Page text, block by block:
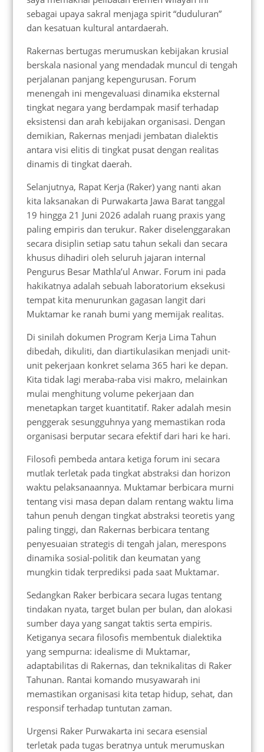
sebagai upaya sakral menjaga spirit “duduluran”
dan kesatuan kultural antardaerah.
Rakernas bertugas merumuskan kebijakan krusial
berskala nasional yang mendadak muncul di tengah
perjalanan panjang kepengurusan. Forum
menengah ini mengevaluasi dinamika eksternal
tingkat negara yang berdampak masif terhadap
eksistensi dan arah kebijakan organisasi. Dengan
demikian, Rakernas menjadi jembatan dialektis
antara visi elitis di tingkat pusat dengan realitas
dinamis di tingkat daerah.
Selanjutnya, Rapat Kerja (Raker) yang nanti akan
kita laksanakan di Purwakarta Jawa Barat tanggal
19 hingga 21 Juni 2026 adalah ruang praxis yang
paling empiris dan terukur. Raker diselenggarakan
secara disiplin setiap satu tahun sekali dan secara
khusus dihadiri oleh seluruh jajaran internal
Pengurus Besar Mathla’ul Anwar. Forum ini pada
hakikatnya adalah sebuah laboratorium eksekusi
tempat kita menurunkan gagasan langit dari
Muktamar ke ranah bumi yang memijak realitas.
Di sinilah dokumen Program Kerja Lima Tahun
dibedah, dikuliti, dan diartikulasikan menjadi unit-
unit pekerjaan konkret selama 365 hari ke depan.
Kita tidak lagi meraba-raba visi makro, melainkan
mulai menghitung volume pekerjaan dan
menetapkan target kuantitatif. Raker adalah mesin
penggerak sesungguhnya yang memastikan roda
organisasi berputar secara efektif dari hari ke hari.
Filosofi pembeda antara ketiga forum ini secara
mutlak terletak pada tingkat abstraksi dan horizon
waktu pelaksanaannya. Muktamar berbicara murni
tentang visi masa depan dalam rentang waktu lima
tahun penuh dengan tingkat abstraksi teoretis yang
paling tinggi, dan Rakernas berbicara tentang
penyesuaian strategis di tengah jalan, merespons
dinamika sosial-politik dan keumatan yang
mungkin tidak terprediksi pada saat Muktamar.
Sedangkan Raker berbicara secara lugas tentang
tindakan nyata, target bulan per bulan, dan alokasi
sumber daya yang sangat taktis serta empiris.
Ketiganya secara filosofis membentuk dialektika
yang sempurna: idealisme di Muktamar,
adaptabilitas di Rakernas, dan teknikalitas di Raker
Tahunan. Rantai komando musyawarah ini
memastikan organisasi kita tetap hidup, sehat, dan
responsif terhadap tuntutan zaman.
Urgensi Raker Purwakarta ini secara esensial
terletak pada tugas beratnya untuk merumuskan